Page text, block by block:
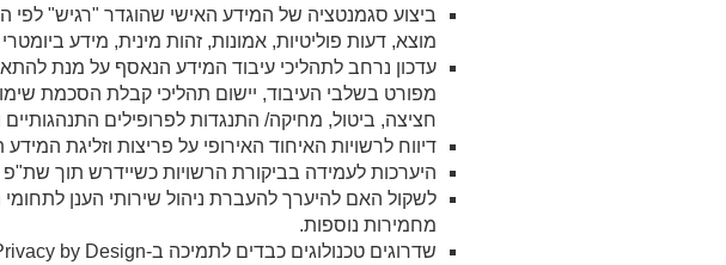
ביצוע סגמנטציה של המידע האישי שהוגדר "רגיש" לפי
מוצא, דעות פוליטיות, אמונות, זהות מינית, מידע ביומטרי
עדכון נרחב לתהליכי עיבוד המידע הנאסף על מנת
מפורט בשלבי העיבוד, יישום תהליכי קבלת הסכמת
חציצה, ביטול, מחיקה/ התנגדות לפרופילים התנהגותיים
דיווח לרשויות האיחוד האירופי על פריצות וזליגת המידע תוך 72
היערכות לעמידה בביקורת הרשויות כשיידרש תוך
לשקול האם להיערך להעברת ניהול שירותי הענן
מחמירות נוספות.